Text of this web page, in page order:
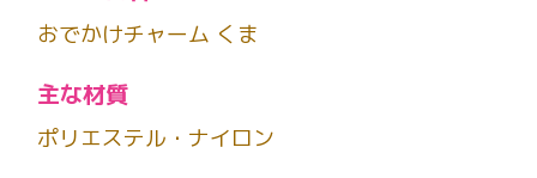
おでかけチャーム くま
主な材質
ポリエステル・ナイロン